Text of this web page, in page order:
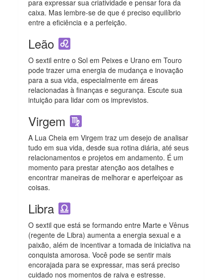
para expressar sua criatividade e pensar fora da
caixa. Mas lembre-se de que é preciso equilíbrio
entre a eficiência e a perfeição.
Leão
O sextil entre o Sol em Peixes e Urano em Touro
pode trazer uma energia de mudança e inovação
para a sua vida, especialmente em áreas
relacionadas à finanças e segurança. Escute sua
intuição para lidar com os imprevistos.
Virgem
A Lua Cheia em Virgem traz um desejo de analisar
tudo em sua vida, desde sua rotina diária, até seus
relacionamentos e projetos em andamento. É um
momento para prestar atenção aos detalhes e
encontrar maneiras de melhorar e aperfeiçoar as
coisas.
Libra
O sextil que está se formando entre Marte e Vênus
(regente de Libra) aumenta a energia sexual e a
paixão, além de incentivar a tomada de iniciativa na
conquista amorosa. Você pode se sentir mais
encorajada para se expressar, mas será preciso
cuidado nos momentos de raiva e estresse.